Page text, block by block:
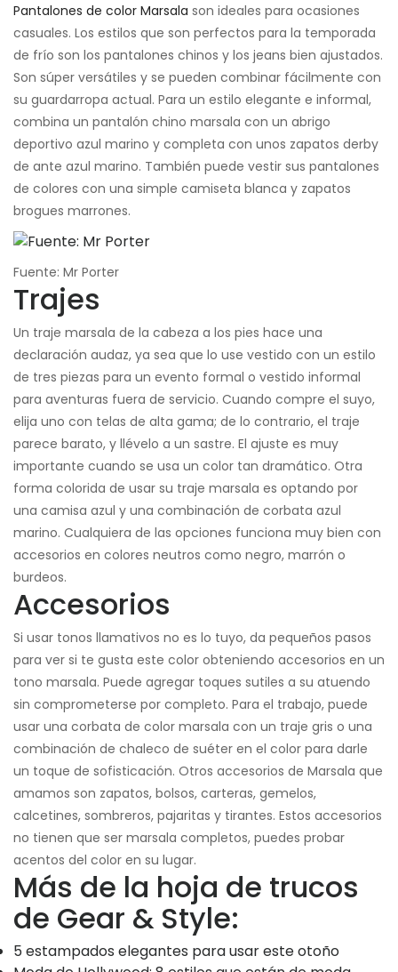
Pantalones de color Marsala son ideales para ocasiones
casuales. Los estilos que son perfectos para la temporada
de frío son los pantalones chinos y los jeans bien ajustados.
Son súper versátiles y se pueden combinar fácilmente con
su guardarropa actual. Para un estilo elegante e informal,
combina un pantalón chino marsala con un abrigo
deportivo azul marino y completa con unos zapatos derby
de ante azul marino. También puede vestir sus pantalones
de colores con una simple camiseta blanca y zapatos
brogues marrones.
Fuente: Mr Porter
Trajes
Un traje marsala de la cabeza a los pies hace una
declaración audaz, ya sea que lo use vestido con un estilo
de tres piezas para un evento formal o vestido informal
para aventuras fuera de servicio. Cuando compre el suyo,
elija uno con telas de alta gama; de lo contrario, el traje
parece barato, y llévelo a un sastre. El ajuste es muy
importante cuando se usa un color tan dramático. Otra
forma colorida de usar su traje marsala es optando por
una camisa azul y una combinación de corbata azul
marino. Cualquiera de las opciones funciona muy bien con
accesorios en colores neutros como negro, marrón o
burdeos.
Accesorios
Si usar tonos llamativos no es lo tuyo, da pequeños pasos
para ver si te gusta este color obteniendo accesorios en un
tono marsala. Puede agregar toques sutiles a su atuendo
sin comprometerse por completo. Para el trabajo, puede
usar una corbata de color marsala con un traje gris o una
combinación de chaleco de suéter en el color para darle
un toque de sofisticación. Otros accesorios de Marsala que
amamos son zapatos, bolsos, carteras, gemelos,
calcetines, sombreros, pajaritas y tirantes. Estos accesorios
no tienen que ser marsala completos, puedes probar
acentos del color en su lugar.
Más de la hoja de trucos
de Gear & Style:
5 estampados elegantes para usar este otoño